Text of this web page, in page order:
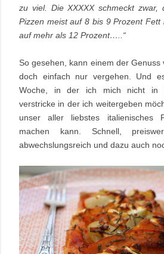
zu viel. Die XXXXX schmeckt zwar,
Pizzen meist auf 8 bis 9 Prozent
auf mehr als 12 Prozent…..“
So gesehen, kann einem der Genuss
doch einfach nur vergehen. Und
Woche, in der ich mich nicht in
verstricke in der ich weitergeben
unser aller liebstes italienisches
machen kann. Schnell,
abwechslungsreich und dazu auch